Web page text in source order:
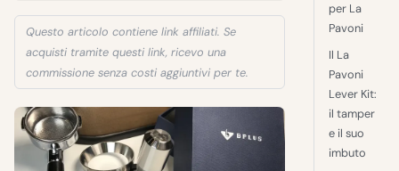
Questo articolo contiene link affiliati. Se
acquisti tramite questi link, ricevo una
commissione senza costi aggiuntivi per te.
per La
Pavoni
Il La
Pavoni
Lever Kit:
il tamper
e il suo
imbuto